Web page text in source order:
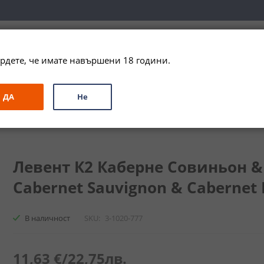
ЗА ПОДАРЪК ПРОМО СПЕЦИАЛНИ ПРЕДЛОЖЕНИЯ
Каберне Совиньон & Каберне Фран / Levent K2 Cabernet Sauvignon
Левент К2 Каберне Совиньон
Cabernet Sauvignon & Cabernet
В наличност SKU 3-1020-777
11,63 €/22,75лв.
че имате навършени 18 години.
ДА Не